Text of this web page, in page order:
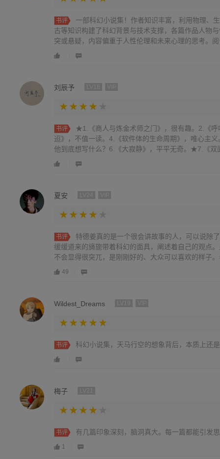
书评
一部科幻小说集！作者知识丰富，利用物理、
古等知识构建了科幻背景与技术支撑，各篇作品人物
突或悬疑，内容偏重于人性伦理和未来心理的思考。
刘辰予
书评
★1.《商人与炼金术师之门》，很有趣。2.《
迢》，不值一读。4.《软件体的生命周期》，唯心主
他到底想写什么？6.《大寂静》，平平无奇。★7.《双
夏安
书评
特德姜真的是一个很会讲故事的人，可以说除
缓缓道来的旖旎带着科幻的面具，阐述着自己的观点
不会显得很突兀，是刚刚好的、大众可以喜欢的样子
49
Wildest_Dreams
书评 科幻小说集，天马行空的想象背后，本质上还
梅子
书评 有几篇印象深刻，脑洞真大。每一篇都能引发
1